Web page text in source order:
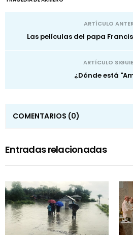
ARTÍCULO
Las películas del papa
ARTÍCULO
¿Dónde está
COMENTARIOS (0)
Entradas relacionadas